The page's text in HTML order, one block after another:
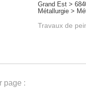
Grand Est >
Métallurgie >
Travaux de
page :